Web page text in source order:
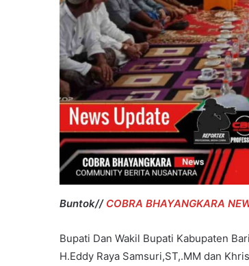
Buntok// COBRA BHAYANGKARA
Bupati Dan Wakil Bupati Kabupaten
H.Eddy Raya Samsuri,ST,.MM dan